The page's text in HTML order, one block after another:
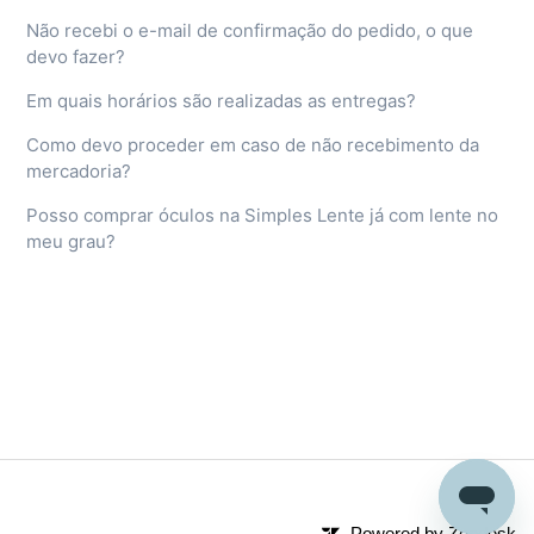
Não recebi o e-mail de confirmação do pedido, o que
devo fazer?
Em quais horários são realizadas as entregas?
Como devo proceder em caso de não recebimento da
mercadoria?
Posso comprar óculos na Simples Lente já com lente no
meu grau?